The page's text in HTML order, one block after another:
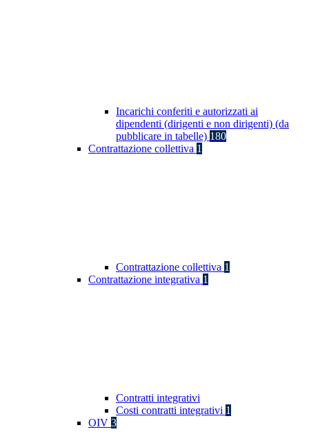
Incarichi conferiti e autorizzati ai
dipendenti (dirigenti e non dirigenti) (da
pubblicare in tabelle) 180
Contrattazione collettiva 1
Contrattazione collettiva 1
Contrattazione integrativa 1
Contratti integrativi
Costi contratti integrativi 1
OIV 3